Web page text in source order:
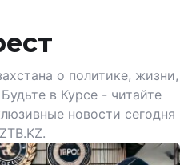
о политике, жизни,
в Курсе - читайте
новости сегодня